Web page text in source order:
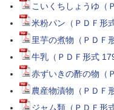
こいくちしょうゆ（
米粉パン（ＰＤＦ形
里芋の煮物（ＰＤＦ
牛乳（ＰＤＦ形式
赤ずいきの酢の物（
農産物漬物（ＰＤＦ
ジャム類（ＰＤＦ形